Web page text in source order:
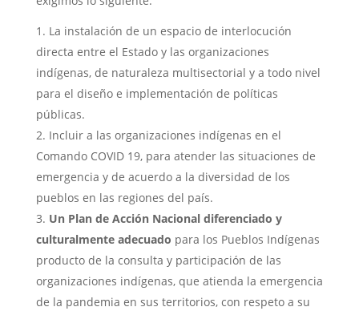
La instalación de un espacio de interlocución
directa entre el Estado y las organizaciones
indígenas, de naturaleza multisectorial y a todo nivel
para el diseño e implementación de políticas
públicas.
Incluir a las organizaciones indígenas en el
Comando COVID 19, para atender las situaciones de
emergencia y de acuerdo a la diversidad de los
pueblos en las regiones del país.
Un Plan de Acción Nacional diferenciado y
culturalmente adecuado para los Pueblos Indígenas
producto de la consulta y participación de las
organizaciones indígenas, que atienda la emergencia
de la pandemia en sus territorios, con respeto a su